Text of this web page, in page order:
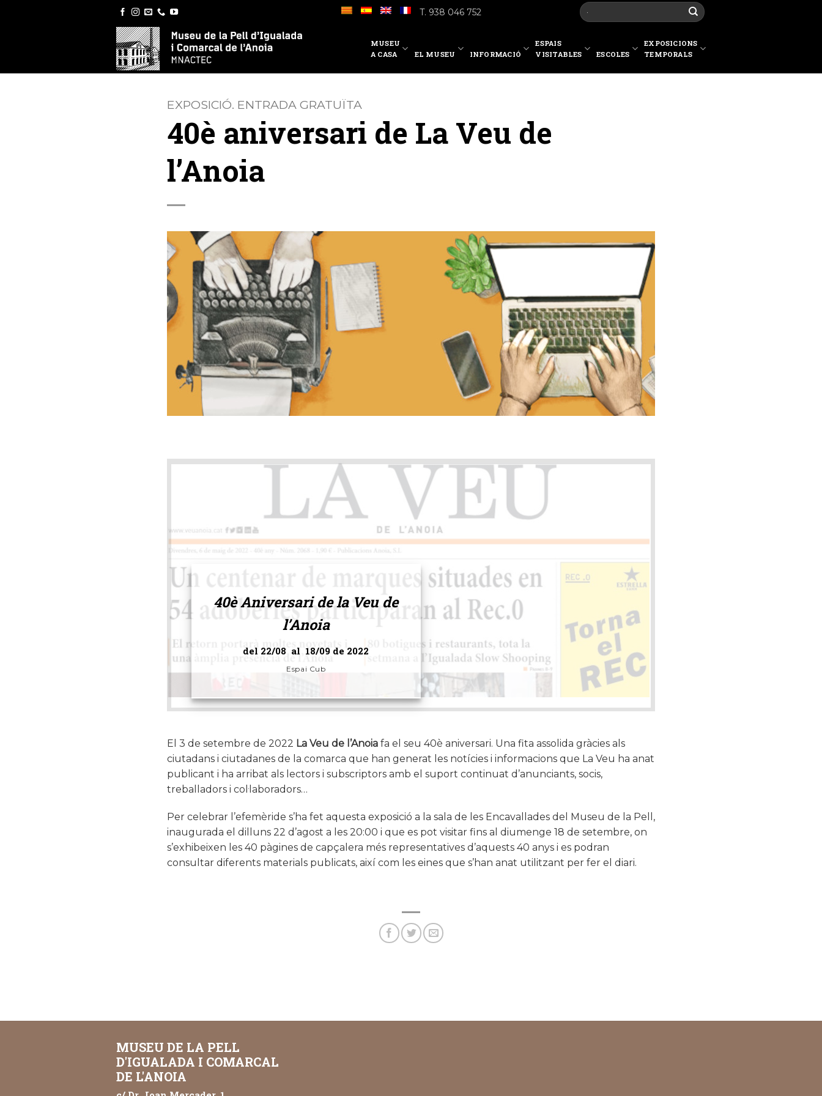
T. 938 046 752
MUSEU
A CASA
EL MUSEU INFORMACIÓ
ESPAIS
VISITABLES
ESCOLES
EXPOSICIONS
TEMPORALS
EXPOSICIÓ. ENTRADA GRATUÏTA
40è aniversari de La Veu de
l’Anoia
40è Aniversari de la Veu de
l’Anoia
del 22/08 al 18/09 de 2022
Espai Cub
El 3 de setembre de 2022 La Veu de l’Anoiafa el seu 40è aniversari. Una fita assolida gràcies als
ciutadans i ciutadanes de la comarca que han generat les notícies i informacions que La Veu ha anat
publicant i ha arribat als lectors i subscriptors amb el suport continuat d’anunciants, socis,
treballadors i col·laboradors…
Per celebrar l’efemèride s’ha fet aquesta exposició a la sala de les Encavallades del Museu de la Pell,
inaugurada el dilluns 22 d’agost a les 20:00 i que es pot visitar fins al diumenge 18 de setembre, on
s’exhibeixen les 40 pàgines de capçalera més representatives d’aquests 40 anys i es podran
consultar diferents materials publicats, així com les eines que s’han anat utilitzant per fer el diari.
MUSEU DE LA PELL
D'IGUALADA I COMARCAL
DE L'ANOIA